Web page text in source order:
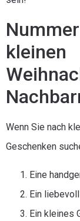
kleinen
Wenn Sie nach
Geschenken
Eine
Ein
Ein kleines